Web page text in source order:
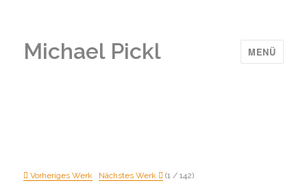
Michael Pickl MENÜ
Vorheriges Werk Nächstes Werk (1 / 142)